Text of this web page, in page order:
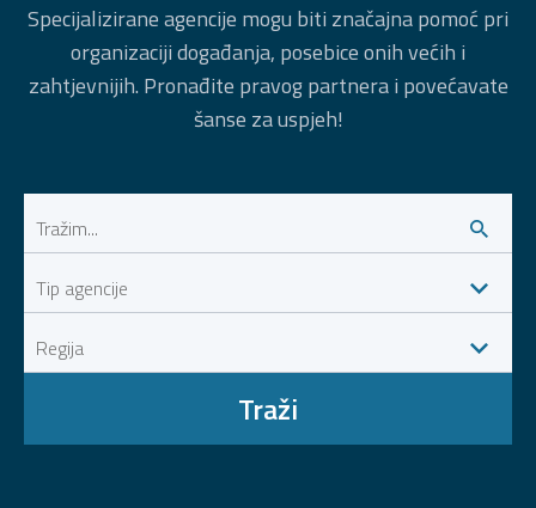
Specijalizirane agencije mogu biti značajna pomoć pri
organizaciji događanja, posebice onih većih i
zahtjevnijih. Pronađite pravog partnera i povećavate
šanse za uspjeh!
Traži